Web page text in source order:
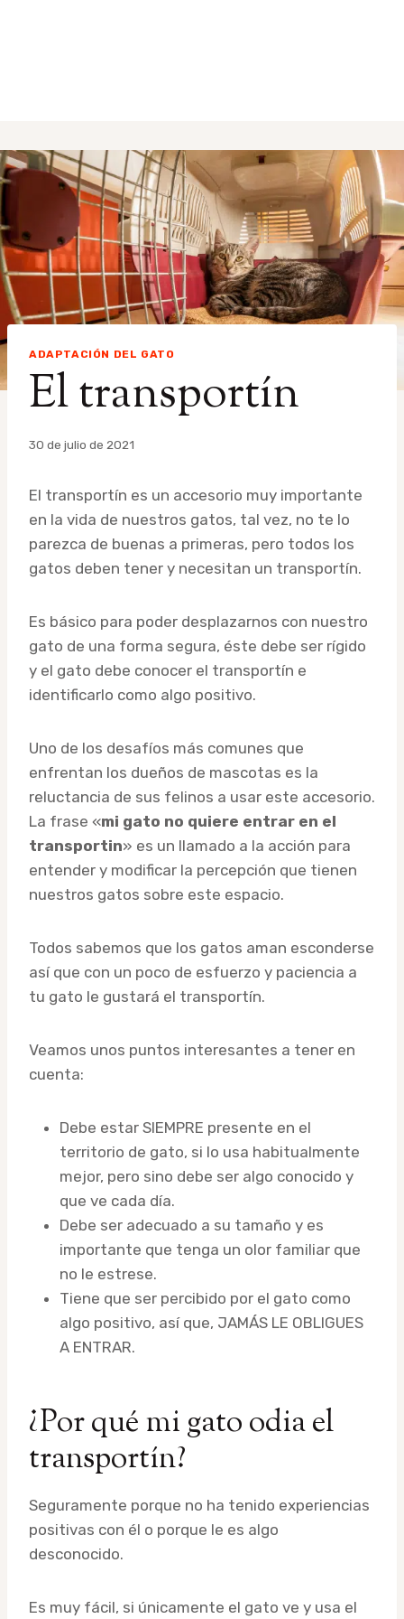
ADAPTACIÓN DEL GATO
El transportín
Por
30 de julio de 2021
El transportín es un accesorio muy importante
en la vida de nuestros gatos, tal vez, no te lo
parezca de buenas a primeras, pero todos los
gatos deben tener y necesitan un transportín.
Es básico para poder desplazarnos con nuestro
gato de una forma segura, éste debe ser rígido
y el gato debe conocer el transportín e
identificarlo como algo positivo.
Uno de los desafíos más comunes que
enfrentan los dueños de mascotas es la
reluctancia de sus felinos a usar este accesorio.
La frase «mi gato no quiere entrar en el
transportin» es un llamado a la acción para
entender y modificar la percepción que tienen
nuestros gatos sobre este espacio.
Todos sabemos que los gatos aman esconderse
así que con un poco de esfuerzo y paciencia a
tu gato le gustará el transportín.
Veamos unos puntos interesantes a tener en
cuenta:
Debe estar SIEMPRE presente en el
territorio de gato, si lo usa habitualmente
mejor, pero sino debe ser algo conocido y
que ve cada día.
Debe ser adecuado a su tamaño y es
importante que tenga un olor familiar que
no le estrese.
Tiene que ser percibido por el gato como
algo positivo, así que, JAMÁS LE OBLIGUES
A ENTRAR.
¿Por qué mi gato odia el
transportín?
Seguramente porque no ha tenido experiencias
positivas con él o porque le es algo
desconocido.
Es muy fácil, si únicamente el gato ve y usa el